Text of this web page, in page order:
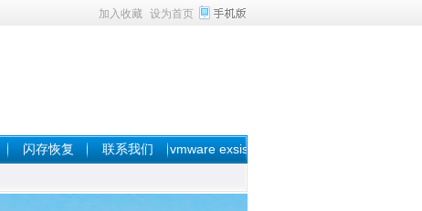
加入收藏 设为首页
闪存恢复 联系我们
vmware exsis